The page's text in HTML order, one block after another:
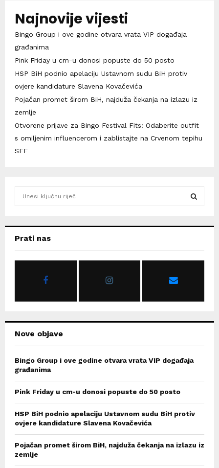
Najnovije vijesti
Bingo Group i ove godine otvara vrata VIP događaja
građanima
Pink Friday u cm-u donosi popuste do 50 posto
HSP BiH podnio apelaciju Ustavnom sudu BiH protiv
ovjere kandidature Slavena Kovačevića
Pojačan promet širom BiH, najduža čekanja na izlazu iz
zemlje
Otvorene prijave za Bingo Festival Fits: Odaberite outfit
s omiljenim influencerom i zablistajte na Crvenom tepihu
SFF
hPrati nas
Nove objave
Bingo Group i ove godine otvara vrata VIP događaja
građanima
Pink Friday u cm-u donosi popuste do 50 posto
HSP BiH podnio apelaciju Ustavnom sudu BiH protiv
ovjere kandidature Slavena Kovačevića
Pojačan promet širom BiH, najduža čekanja na izlazu iz
zemlje